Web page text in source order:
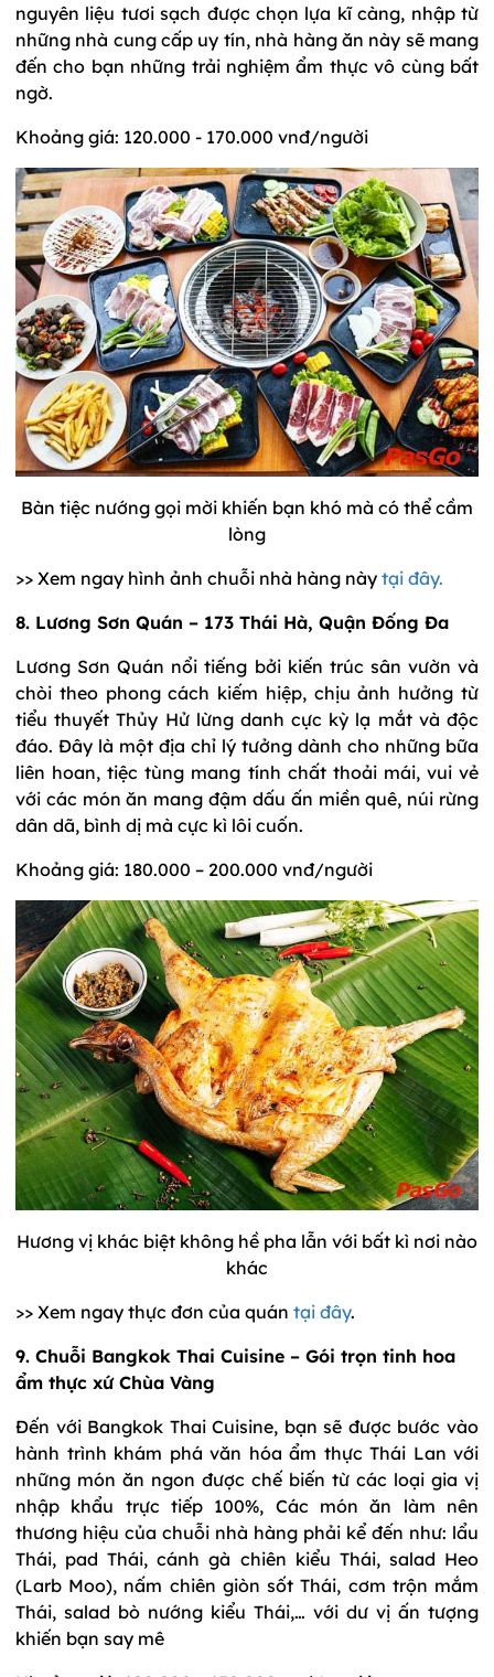
nguyên liệu tươi sạch được chọn lựa kĩ càng, nhập từ
những nhà cung cấp uy tín, nhà hàng ăn này sẽ mang
đến cho bạn những trải nghiệm ẩm thực vô cùng bất
ngờ.
Khoảng giá: 120.000 - 170.000 vnđ/người
Bàn tiệc nướng gọi mời khiến bạn khó mà có thể cầm
lòng
>> Xem ngay hình ảnh chuỗi nhà hàng này tại đây.
8. Lương Sơn Quán – 173 Thái Hà, Quận Đống Đa
Lương Sơn Quán nổi tiếng bởi kiến trúc sân vườn và
chòi theo phong cách kiếm hiệp, chịu ảnh hưởng từ
tiểu thuyết Thủy Hử lừng danh cực kỳ lạ mắt và độc
đáo. Đây là một địa chỉ lý tưởng dành cho những bữa
liên hoan, tiệc tùng mang tính chất thoải mái, vui vẻ
với các món ăn mang đậm dấu ấn miền quê, núi rừng
dân dã, bình dị mà cực kì lôi cuốn.
Khoảng giá: 180.000 – 200.000 vnđ/người
Hương vị khác biệt không hề pha lẫn với bất kì nơi nào
khác
>> Xem ngay thực đơn của quán tại đây.
9. Chuỗi Bangkok Thai Cuisine – Gói trọn tinh hoa
ẩm thực xứ Chùa Vàng
Đến với Bangkok Thai Cuisine, bạn sẽ được bước vào
hành trình khám phá văn hóa ẩm thực Thái Lan với
những món ăn ngon được chế biến từ các loại gia vị
nhập khẩu trực tiếp 100%, Các món ăn làm nên
thương hiệu của chuỗi nhà hàng phải kể đến như: lẩu
Thái, pad Thái, cánh gà chiên kiểu Thái, salad Heo
(Larb Moo), nấm chiên giòn sốt Thái, cơm trộn mắm
Thái, salad bò nướng kiểu Thái,… với dư vị ấn tượng
khiến bạn say mê